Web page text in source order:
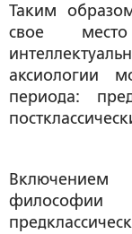
Таким
свое
аксиологии
периода:
Включением